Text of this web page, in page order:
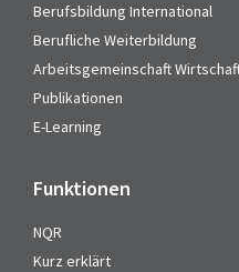
Berufsbildung International
Berufliche Weiterbildung
Arbeitsgemeinschaft
Publikationen
E-Learning
Funktionen
NQR
Kurz erklärt